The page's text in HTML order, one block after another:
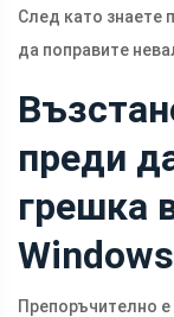
След като знаете
да поправите
преди
грешка
Препоръчително е